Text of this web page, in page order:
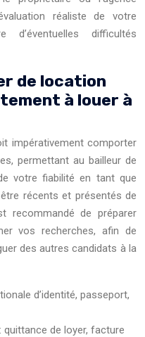
réaliste de votre
d’éventuelles difficultés
de location
à louer à
impérativement comporter
permettant au bailleur de
votre fiabilité en tant que
récents et présentés de
recommandé de préparer
vos recherches, afin de
des autres candidats à la
d’identité, passeport,
de loyer, facture